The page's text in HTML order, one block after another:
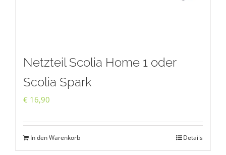
Netzteil Scolia Home 1 oder
Scolia Spark
€ 16,90
In den Warenkorb Details